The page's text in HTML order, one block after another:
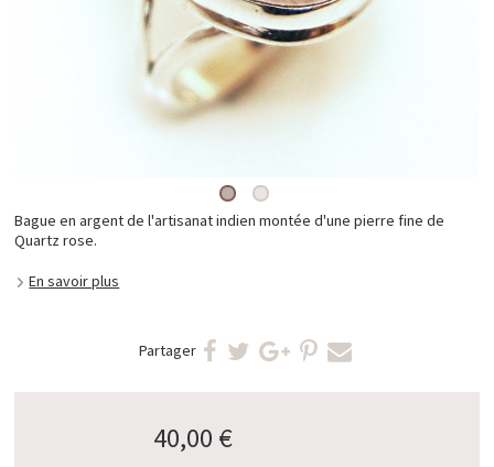
Bague en argent de l'artisanat indien montée d'une pierre fine de
Quartz rose.
En savoir plus
Partager
40,00 €